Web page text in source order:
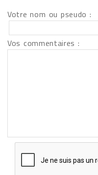
Votre nom ou pseudo :
Vos commentaires :